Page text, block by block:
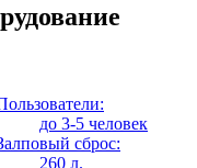
до 3-5 человек
сброс:
260 л.